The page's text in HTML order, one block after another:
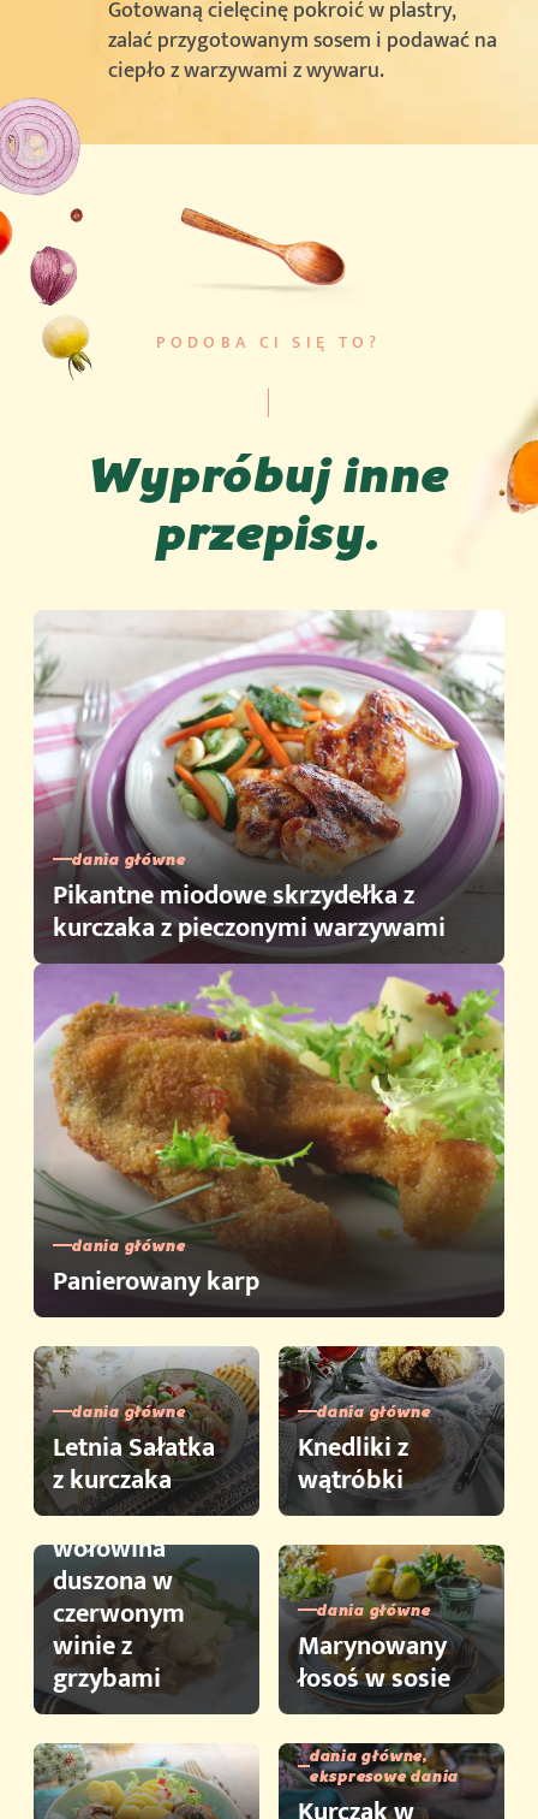
Gotowaną cielęcinę pokroić w plastry,
zalać przygotowanym sosem i podawać na
ciepło z warzywami z wywaru.
PODOBA CI SIĘ TO?
Wypróbuj inne
przepisy.
dania główne
Pikantne miodowe skrzydełka z
kurczaka z pieczonymi warzywami
dania główne
Panierowany karp
dania główne
Letnia Sałatka
z kurczaka
dania główne
Knedliki z
wątróbki
dania główne,
wieprzowina
Młoda
wołowina
duszona w
czerwonym
winie z
grzybami
dania główne
Marynowany
łosoś w sosie
dania główne,
ekspresowe dania